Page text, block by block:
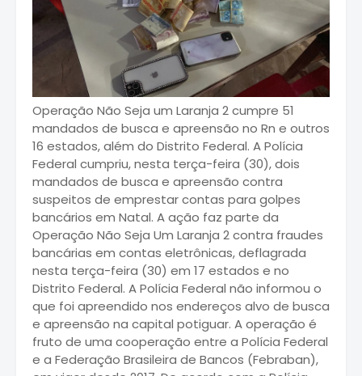
Operação Não Seja um Laranja 2 cumpre 51
mandados de busca e apreensão no Rn e outros
16 estados, além do Distrito Federal. A Polícia
Federal cumpriu, nesta terça-feira (30), dois
mandados de busca e apreensão contra
suspeitos de emprestar contas para golpes
bancários em Natal. A ação faz parte da
Operação Não Seja Um Laranja 2 contra fraudes
bancárias em contas eletrônicas, deflagrada
nesta terça-feira (30) em 17 estados e no
Distrito Federal. A Polícia Federal não informou o
que foi apreendido nos endereços alvo de busca
e apreensão na capital potiguar. A operação é
fruto de uma cooperação entre a Polícia Federal
e a Federação Brasileira de Bancos (Febraban),